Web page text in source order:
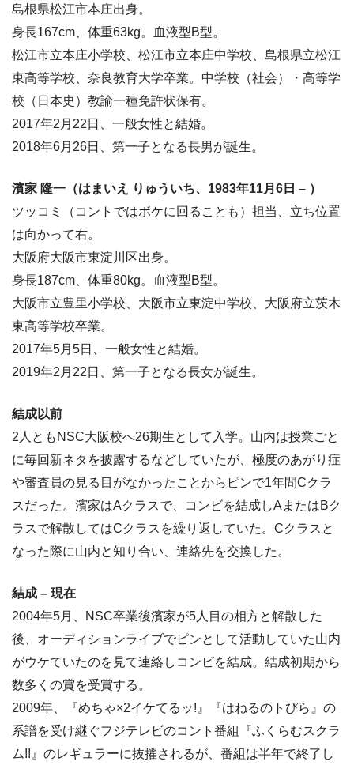
島根県松江市本庄出身。
身長167cm、体重63kg。血液型B型。
松江市立本庄小学校、松江市立本庄中学校、島根県立松江
東高等学校、奈良教育大学卒業。中学校（社会）・高等学
校（日本史）教諭一種免許状保有。
2017年2月22日、一般女性と結婚。
2018年6月26日、第一子となる長男が誕生。
濱家 隆一（はまいえ りゅういち、1983年11月6日 – ）
ツッコミ（コントではボケに回ることも）担当、立ち位置
は向かって右。
大阪府大阪市東淀川区出身。
身長187cm、体重80kg。血液型B型。
大阪市立豊里小学校、大阪市立東淀中学校、大阪府立茨木
東高等学校卒業。
2017年5月5日、一般女性と結婚。
2019年2月22日、第一子となる長女が誕生。
結成以前
2人ともNSC大阪校へ26期生として入学。山内は授業ごと
に毎回新ネタを披露するなどしていたが、極度のあがり症
や審査員の見る目がなかったことからピンで1年間Cクラ
スだった。濱家はAクラスで、コンビを結成しAまたはBク
ラスで解散してはCクラスを繰り返していた。Cクラスと
なった際に山内と知り合い、連絡先を交換した。
結成 – 現在
2004年5月、NSC卒業後濱家が5人目の相方と解散した
後、オーディションライブでピンとして活動していた山内
がウケていたのを見て連絡しコンビを結成。結成初期から
数多くの賞を受賞する。
2009年、『めちゃ×2イケてるッ!』『はねるのトびら』の
系譜を受け継ぐフジテレビのコント番組『ふくらむスクラ
ム!!』のレギュラーに抜擢されるが、番組は半年で終了し